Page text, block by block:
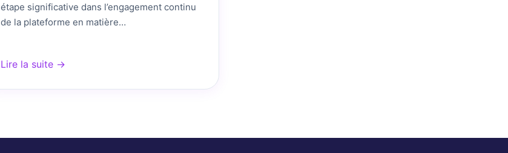
étape significative dans l’engagement continu
de la plateforme en matière…
Lire la suite →